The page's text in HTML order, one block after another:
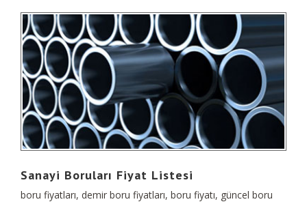
Sanayi Boruları Fiyat Listesi
boru fiyatları, demir boru fiyatları, boru fiyatı, güncel boru